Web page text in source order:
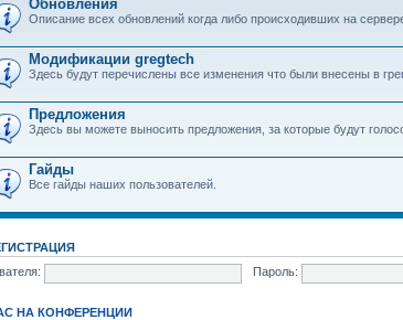
Обновления
Описание всех обновлений когда либо происходивших на
Модификации gregtech
Здесь будут перечислены все изменения что были внесены в
Предложения
Здесь вы можете выносить предложения, за которые будут
Гайды
Все гайды наших пользователей.
Пароль:
НА КОНФЕРЕНЦИИ